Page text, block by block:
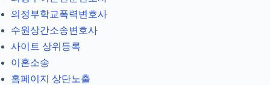
의정부학교폭력변호사
수원상간소송변호사
사이트 상위등록
이혼소송
홈페이지 상단노출